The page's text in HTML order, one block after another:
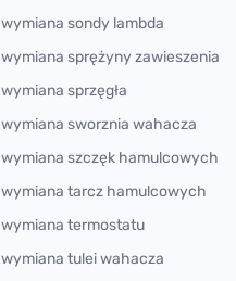
wymiana sondy lambda
wymiana sprężyny zawieszenia
wymiana sprzęgła
wymiana sworznia wahacza
wymiana szczęk hamulcowych
wymiana tarcz hamulcowych
wymiana termostatu
wymiana tulei wahacza